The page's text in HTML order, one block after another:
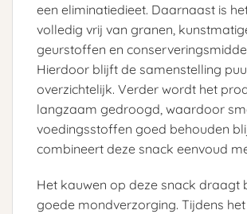
een eliminatiedieet. Daarnaast is
volledig vrij van granen,
geurstoffen en
Hierdoor blijft de samenstelling
overzichtelijk. Verder wordt het
langzaam gedroogd, waardoor
voedingsstoffen goed behouden
combineert deze snack eenvoud
Het kauwen op deze snack draagt
goede mondverzorging. Tijdens